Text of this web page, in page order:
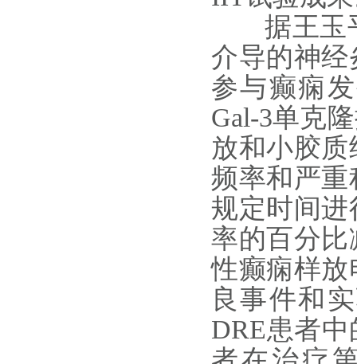
据王玉平
介导的神
参与癫痫
Gal‑3单克
放和小胶
频率和严重
规定时间进
率的百分
性癫痫样
良事件和
DRE患者